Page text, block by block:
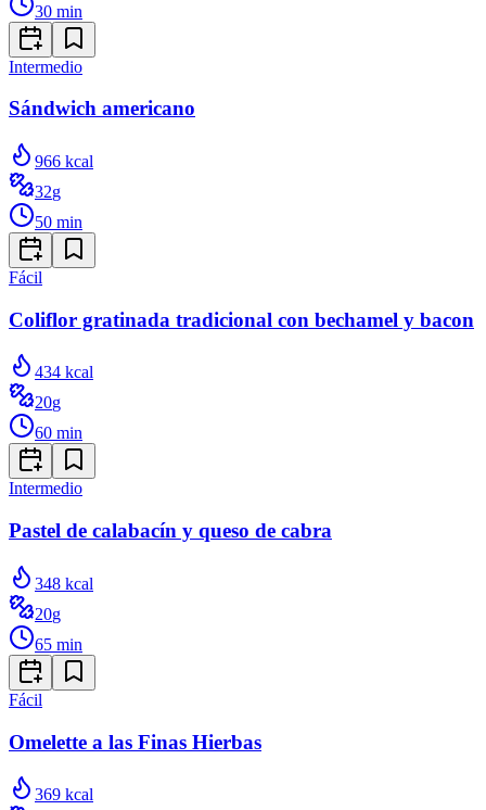
30 min
Intermedio
Sándwich americano
966 kcal
32g
50 min
Fácil
Coliflor gratinada tradicional con bechamel y bacon
434 kcal
20g
60 min
Intermedio
Pastel de calabacín y queso de cabra
348 kcal
20g
65 min
Fácil
Omelette a las Finas Hierbas
369 kcal